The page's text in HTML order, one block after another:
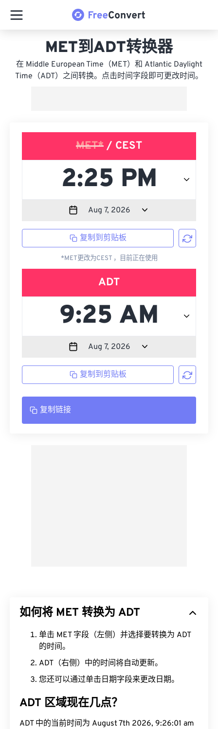
MET到ADT转换器
在 Middle European Time（MET）和 Atlantic Daylight
Time（ADT）之间转换。点击时间字段即可更改时间。
MET* / CEST
复制到剪贴板
*MET更改为CEST ，目前正在使用
ADT
复制到剪贴板
复制链接
如何将 MET 转换为 ADT
单击 MET 字段（左侧）并选择要转换为 ADT
的时间。
ADT（右侧）中的时间将自动更新。
您还可以通过单击日期字段来更改日期。
ADT 区域现在几点？
ADT 中的当前时间为 August 7th 2026, 9:26:02 am